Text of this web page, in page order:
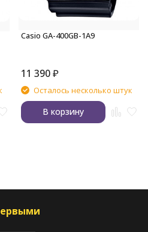
Casio GA-400GB-1A9
11 390 ₽
Осталось несколько штук
В корзину